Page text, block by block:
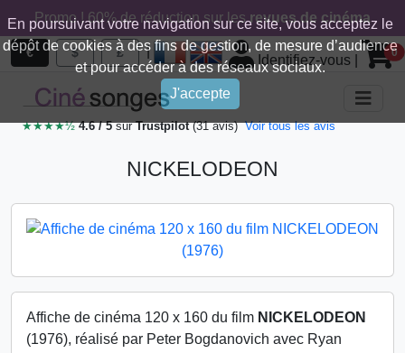
En poursuivant votre navigation sur ce site, vous acceptez le
dépôt de cookies à des fins de gestion, de mesure d’audience
et pour accéder à des réseaux sociaux.
J'accepte
Promo ! 60% de réduction sur lesrevues de cinéma
€ $ £ |
Identifiez-vous 0
★★★★½4.6 / 5surTrustpilot(31 avis) Voir tous les avis
NICKELODEON
Affiche de cinéma 120 x 160 du film NICKELODEON
(1976), réalisé par Peter Bogdanovich avec Ryan